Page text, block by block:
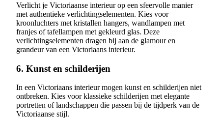
Verlicht je Victoriaanse interieur op een sfeervolle manier
met authentieke verlichtingselementen. Kies voor
kroonluchters met kristallen hangers, wandlampen met
franjes of tafellampen met gekleurd glas. Deze
verlichtingselementen dragen bij aan de glamour en
grandeur van een Victoriaans interieur.
6. Kunst en schilderijen
In een Victoriaans interieur mogen kunst en schilderijen niet
ontbreken. Kies voor klassieke schilderijen met elegante
portretten of landschappen die passen bij de tijdperk van de
Victoriaanse stijl.